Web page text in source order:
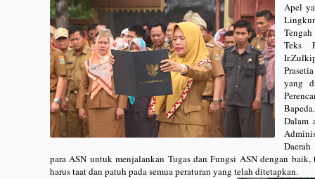
Apel
Teks
yang
Bapeda.
Dalam
para ASN untuk menjalankan Tugas dan Fungsi ASN dengan
harus taat dan patuh pada semua peraturan yang telah ditetapkan.